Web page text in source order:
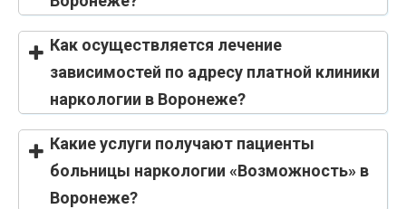
Как осуществляется лечение
зависимостей по адресу платной клиники
наркологии в Воронеже?
Какие услуги получают пациенты
больницы наркологии «Возможность» в
Воронеже?